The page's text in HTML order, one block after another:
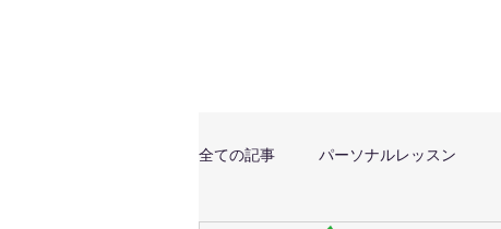
全ての記事 パーソナルレッスン